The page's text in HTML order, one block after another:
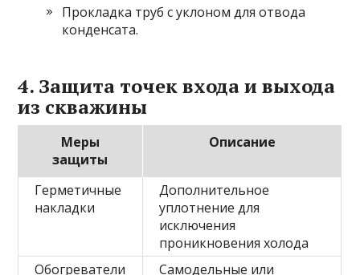
Прокладка труб с уклоном для отвода
конденсата.
4. Защита точек входа и выхода
из скважины
Меры
защиты
Описание
Герметичные
накладки
Дополнительное
уплотнение для
исключения
проникновения холода
Обогреватели
Самодельные или